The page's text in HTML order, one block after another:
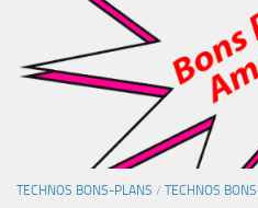
TECHNOS BONS-PLANS / TECHNOS